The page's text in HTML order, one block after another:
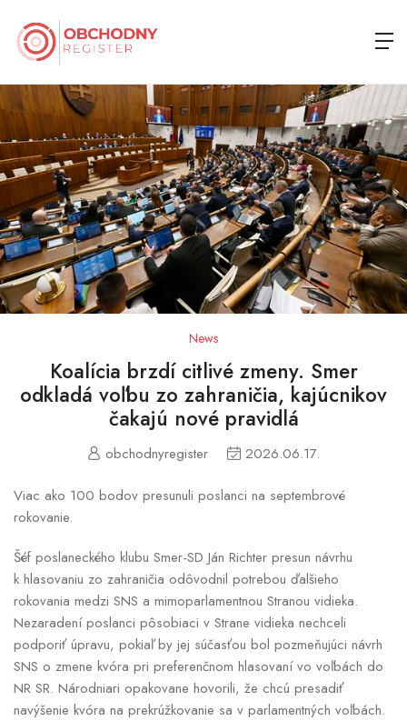
News
Koalícia brzdí citlivé zmeny. Smer
odkladá voľbu zo zahraničia, kajúcnikov
čakajú nové pravidlá
obchodnyregister 2026.06.17.
Viac ako 100 bodov presunuli poslanci na septembrové
rokovanie.
Šéf poslaneckého klubu Smer-SD Ján Richter presun návrhu
k hlasovaniu zo zahraničia odôvodnil potrebou ďalšieho
rokovania medzi SNS a mimoparlamentnou Stranou vidieka.
Nezaradení poslanci pôsobiaci v Strane vidieka nechceli
podporiť úpravu, pokiaľ by jej súčasťou bol pozmeňujúci návrh
SNS o zmene kvóra pri preferenčnom hlasovaní vo voľbách do
NR SR. Národniari opakovane hovorili, že chcú presadiť
navýšenie kvóra na prekrúžkovanie sa v parlamentných voľbách.